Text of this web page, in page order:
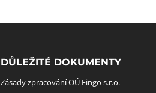
DŮLEŽITÉ DOKUMENTY
Zásady zpracování OÚ Fingo s.r.o.